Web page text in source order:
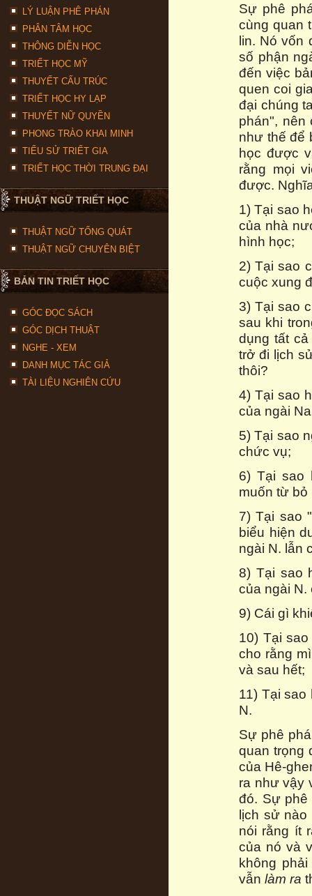
LÝ LUẬN PHÊ PHÁN
PHÂN TÂM HỌC
THÔNG DIỄN HỌC
TRIẾT HỌC MỸ
THUYẾT CẤU TRÚC
TRIẾT HỌC HY LẠP
THUYẾT NỮ QUYỀN
PHONG TRÀO KHAI MINH
TIỂU SỬ TRIẾT GIA
TRIẾT HỌC THỜI TRUNG ĐẠI
THUẬT NGỮ TRIẾT HỌC
THUẬT NGỮ TỔNG QUÁT
THUẬT NGỮ CHUYÊN BIỆT
BẢN TIN TRIẾT HỌC
GÓC ĐỌC SÁCH
GÓC DỊCH THUẬT
NGHE - XEM
DANH MỤC TÁC GIẢ
TÀI LIỆU NGHIÊN CỨU
Sự phê
cùng quan
lin. Nó vốn
số phận
đến việc
quen coi
đại chúng
phán",
như thế để
học được
rằng mọi
được.
1) Tại sao
của nhà
hình học;
2) Tại sao
cuộc xung
3) Tại sao
sau khi
dụng tất
trở đi lịch
thôi?
4) Tại sao
của ngài
5) Tại sao
chức vụ;
6) Tại sao
muốn từ bỏ
7) Tại sao
biểu hiện
ngài N. lẫn
8) Tại sao
của ngài
9) Cái gì
10) Tại
cho rằng
và sau hết;
11) Tại
N.
Sự phê
quan trọng
của Hê-
ra như vậy
đó. Sự phê
lịch sử nào
nói rằng ít
của nó và
không
vẫn làm ra